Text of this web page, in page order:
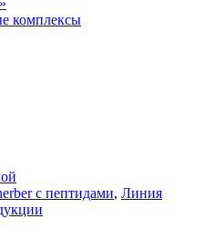
комплексы
с пептидами, Линия